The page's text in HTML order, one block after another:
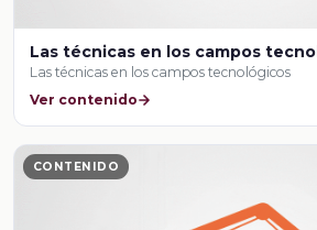
Las técnicas en los campos
Las técnicas en los campos tecnológicos
Ver contenido
CONTENIDO